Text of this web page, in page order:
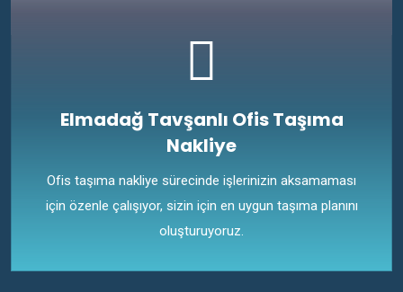
Elmadağ Tavşanlı Ofis Taşıma
Nakliye
Ofis taşıma nakliye sürecinde işlerinizin aksamaması
için özenle çalışıyor, sizin için en uygun taşıma planını
oluşturuyoruz.